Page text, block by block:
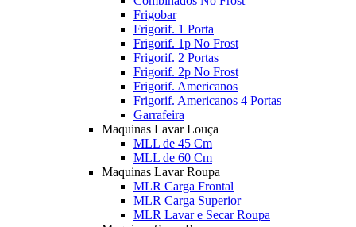
Frigobar
Frigorif. 1 Porta
Frigorif. 1p No Frost
Frigorif. 2 Portas
Frigorif. 2p No Frost
Frigorif. Americanos
Frigorif. Americanos 4 Portas
Garrafeira
Maquinas Lavar Louça
MLL de 45 Cm
MLL de 60 Cm
Maquinas Lavar Roupa
MLR Carga Frontal
MLR Carga Superior
MLR Lavar e Secar Roupa